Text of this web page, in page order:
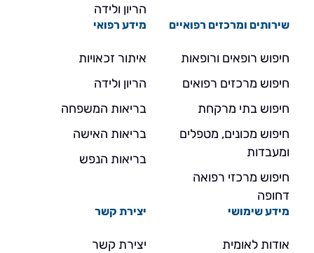
הריון ולידה
שירותים ומרכזים רפואיים
חיפוש רופאים ורופאות
חיפוש מרכזים רפואים
חיפוש בתי מרקחת
חיפוש מכונים, מטפלים
ומעבדות
חיפוש מרכזי רפואה
דחופה
מידע רפואי
איתור זכאויות
הריון ולידה
בריאות המשפחה
בריאות האישה
בריאות הנפש
מידע שימושי
אודות לאומית
יצירת קשר
יצירת קשר